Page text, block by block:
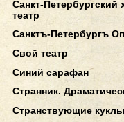
Санкт-Петербургский
театр
Санктъ-Петербургъ
Свой театр
Синий сарафан
Странник.
Странствующие